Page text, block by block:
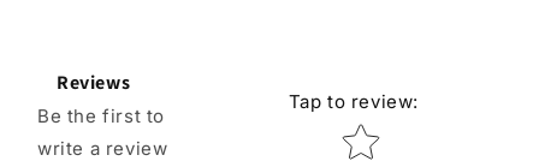
Reviews
Be the first to
write a review
Tap to review:
Star rating